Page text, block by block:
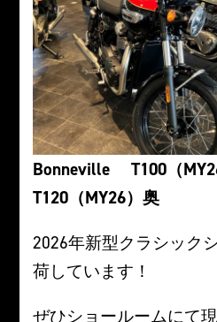
Bonneville T100（
T120（MY26）奥
2026年新型クラシック
荷しています！
ぜひショールームにて